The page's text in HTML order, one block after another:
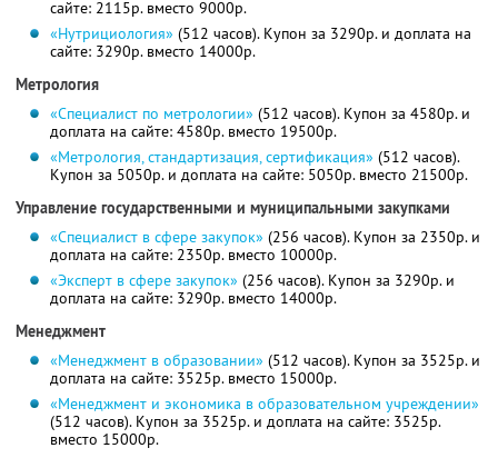
сайте: 2115р. вместо 9000р.
«Нутрициология» (512 часов). Купон за 3290р. и доплата на
сайте: 3290р. вместо 14000р.
Метрология
«Специалист по метрологии» (512 часов). Купон за 4580р. и
доплата на сайте: 4580р. вместо 19500р.
«Метрология, стандартизация, сертификация» (512 часов).
Купон за 5050р. и доплата на сайте: 5050р. вместо 21500р.
Управление государственными и муниципальными закупками
«Специалист в сфере закупок» (256 часов). Купон за 2350р. и
доплата на сайте: 2350р. вместо 10000р.
«Эксперт в сфере закупок» (256 часов). Купон за 3290р. и
доплата на сайте: 3290р. вместо 14000р.
Менеджмент
«Менеджмент в образовании» (512 часов). Купон за 3525р. и
доплата на сайте: 3525р. вместо 15000р.
«Менеджмент и экономика в образовательном учреждении»
(512 часов). Купон за 3525р. и доплата на сайте: 3525р.
вместо 15000р.